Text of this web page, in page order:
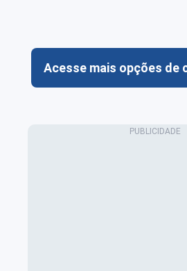
Acesse mais opções de